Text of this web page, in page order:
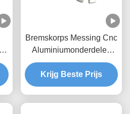
Bremskorps Messing Cnc
Aluminiumonderdelen
Cnc Billetonderdelen
Krijg Beste Prijs